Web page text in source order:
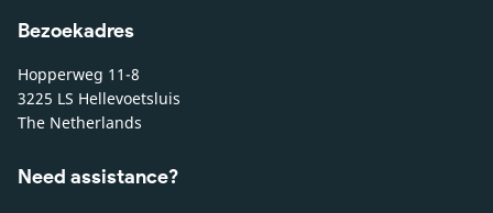
Bezoekadres
Hopperweg 11-8
3225 LS Hellevoetsluis
The Netherlands
Need assistance?